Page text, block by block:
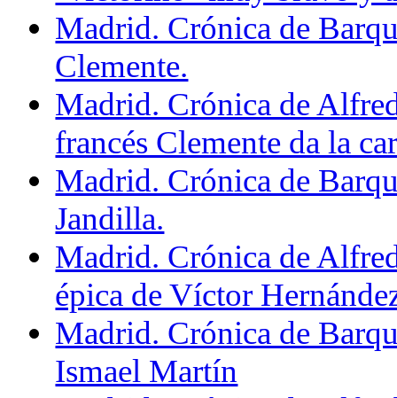
Madrid. Crónica de
Clemente.
Madrid. Crónica de
francés Clemente da la
Madrid. Crónica de
Jandilla.
Madrid. Crónica de
épica de Víctor
Madrid. Crónica de
Ismael Martín